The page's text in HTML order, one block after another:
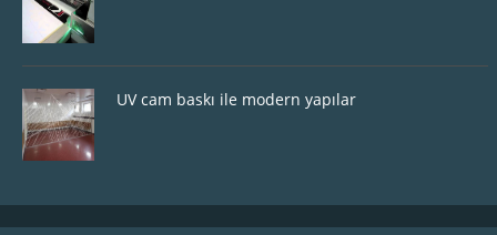
UV cam baskı ile modern yapılar